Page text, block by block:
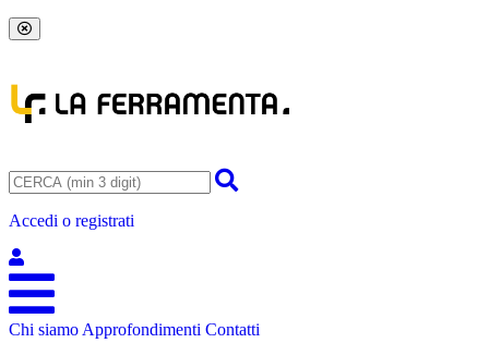
Accedi o registrati
Chi siamo Approfondimenti Contatti